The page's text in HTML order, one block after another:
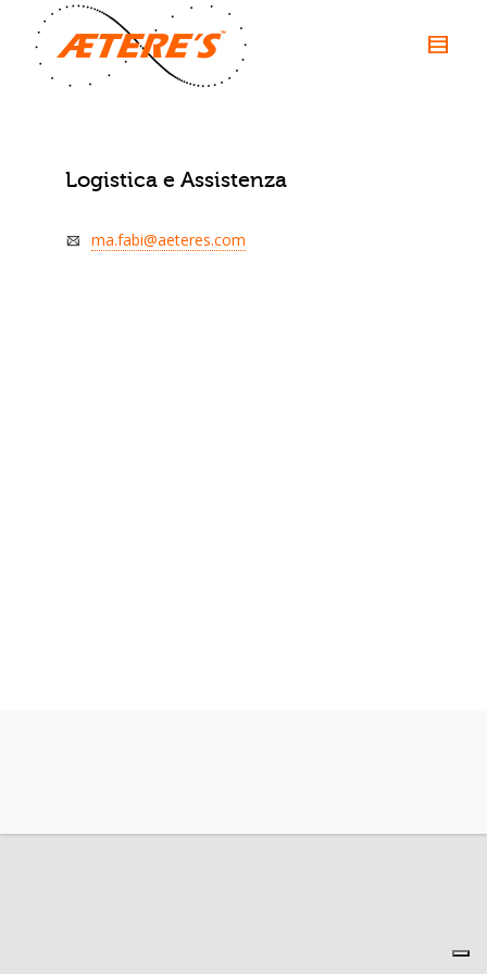
Logistica e Assistenza
ma.fabi@aeteres.com